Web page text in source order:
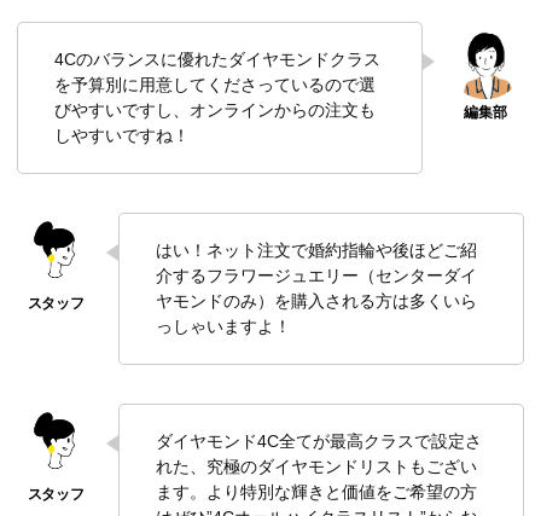
4Cのバランスに優れたダイヤモンドクラス
を予算別に用意してくださっているので選
びやすいですし、オンラインからの注文も
しやすいですね！
はい！ネット注文で婚約指輪や後ほどご紹
介するフラワージュエリー（センターダイ
ヤモンドのみ）を購入される方は多くいら
っしゃいますよ！
ダイヤモンド4C全てが最高クラスで設定さ
れた、究極のダイヤモンドリストもござい
ます。より特別な輝きと価値をご希望の方